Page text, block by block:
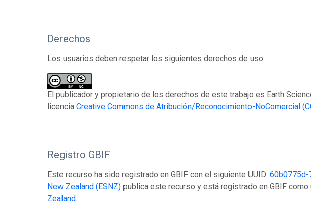
Derechos
Los usuarios deben respetar los siguientes derechos de uso:
El publicador y propietario de los derechos de este trabajo es Earth
licenciaCreative Commons de Atribución/Reconocimiento-NoComercial
Registro GBIF
Este recurso ha sido registrado en GBIF con el siguiente UUID:
New Zealand (ESNZ) publica este recurso y está registrado en GBIF
Zealand.